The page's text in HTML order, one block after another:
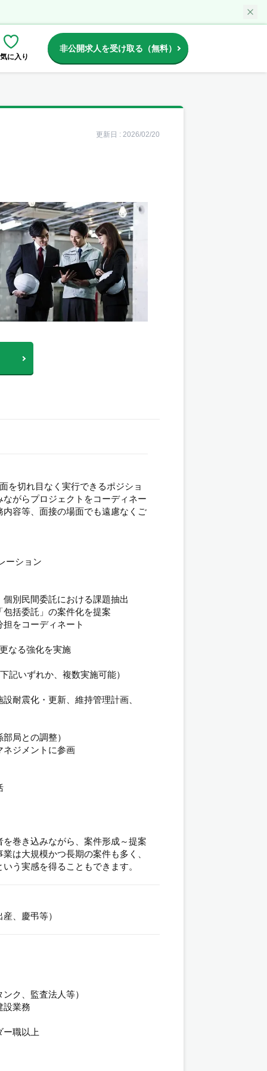
に入り
非公開求人を受け取る（無料）
更新日 : 2026/02/20
を切れ目なく実行できるポジショ
がらプロジェクトをコーディネー
容等、面接の場面でも遠慮なくご
ーション
別民間委託における課題抽出
包括委託」の案件化を提案
をコーディネート
なる強化を実施
記いずれか、複数実施可能）
耐震化・更新、維持管理計画、
局との調整）
ネジメントに参画
巻き込みながら、案件形成～提案
は大規模かつ長期の案件も多く、
う実感を得ることもできます。
、慶弔等）
ク、監査法人等）
設業務
ー職以上